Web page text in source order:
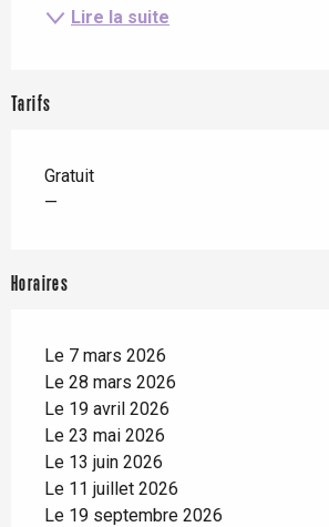
Lire la suite
Tarifs
Gratuit
—
Horaires
Le 7 mars 2026
Le 28 mars 2026
Le 19 avril 2026
Le 23 mai 2026
Le 13 juin 2026
Le 11 juillet 2026
Le 19 septembre 2026